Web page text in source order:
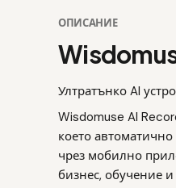
ОПИСАНИЕ
Ултратънко AI
Wisdomuse AI
което
чрез мобилно
бизнес, обучение